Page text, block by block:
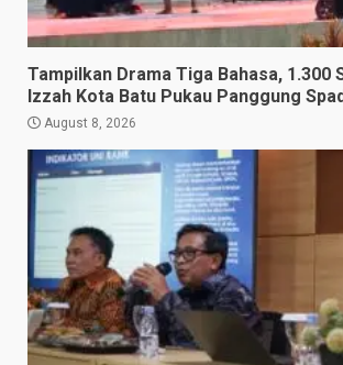
Tampilkan Drama Tiga Bahasa, 1.300
Izzah Kota Batu Pukau Panggung
August 8, 2026